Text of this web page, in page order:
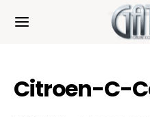
Citroen-C-
Cookies management panel